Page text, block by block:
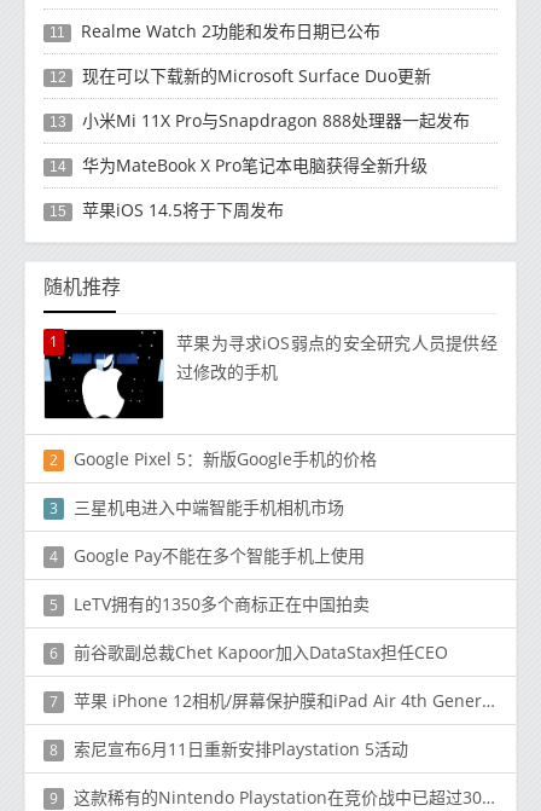
11 Realme Watch 2功能和发布日期已公布
12 现在可以下载新的Microsoft Surface Duo更新
13 小米Mi 11X Pro与Snapdragon 888处理器一起发布
14 华为MateBook X Pro笔记本电脑获得全新升级
15 苹果iOS 14.5将于下周发布
随机推荐
1
苹果为寻求iOS弱点的安全研究人员提供经
过修改的手机
2 Google Pixel 5：新版Google手机的价格
3 三星机电进入中端智能手机相机市场
4 Google Pay不能在多个智能手机上使用
5 LeTV拥有的1350多个商标正在中国拍卖
6 前谷歌副总裁Chet Kapoor加入DataStax担任CEO
7 苹果 iPhone 12相机/屏幕保护膜和iPad Air 4th Generation保护套在图像中泄漏
8 索尼宣布6月11日重新安排Playstation 5活动
9 这款稀有的Nintendo Playstation在竞价战中已超过300000美元